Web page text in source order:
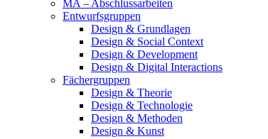
MA – Abschlussarbeiten
Entwurfsgruppen
Design & Grundlagen
Design & Social Context
Design & Development
Design & Digital Interactions
Fächergruppen
Design & Theorie
Design & Technologie
Design & Methoden
Design & Kunst